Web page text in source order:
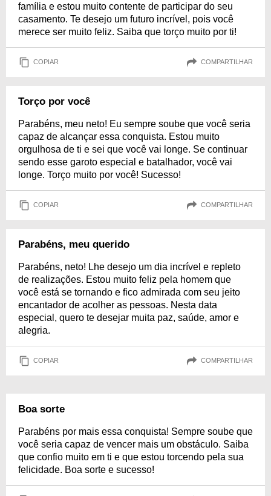
família e estou muito contente de participar do seu
casamento. Te desejo um futuro incrível, pois você
merece ser muito feliz. Saiba que torço muito por ti!
COPIAR COMPARTILHAR
Torço por você
Parabéns, meu neto! Eu sempre soube que você seria
capaz de alcançar essa conquista. Estou muito
orgulhosa de ti e sei que você vai longe. Se continuar
sendo esse garoto especial e batalhador, você vai
longe. Torço muito por você! Sucesso!
COPIAR COMPARTILHAR
Parabéns, meu querido
Parabéns, neto! Lhe desejo um dia incrível e repleto
de realizações. Estou muito feliz pela homem que
você está se tornando e fico admirada com seu jeito
encantador de acolher as pessoas. Nesta data
especial, quero te desejar muita paz, saúde, amor e
alegria.
COPIAR COMPARTILHAR
Boa sorte
Parabéns por mais essa conquista! Sempre soube que
você seria capaz de vencer mais um obstáculo. Saiba
que confio muito em ti e que estou torcendo pela sua
felicidade. Boa sorte e sucesso!